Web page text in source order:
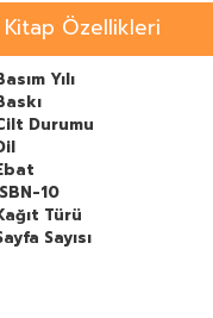
Kitap Özellikleri
Yılı
Durumu
10
Türü
Sayısı